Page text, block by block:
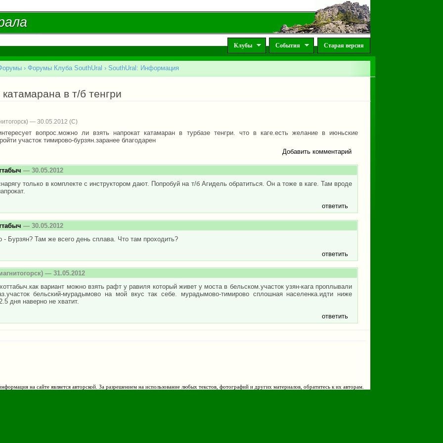
Клубы События Старая версия
› Форумы Клуба SouthUral › SouthUral: Информация
катамарана в т/б тенгри
— 30.05.2012
вопрос.можно ли взять напрокат катамаран в турбазе тенгри. что в каге.есть желание в июньские
участок тимирово-бурзян.заранее благодарен
Добавить комментарий
— 30.05.2012
только в комплекте с инструктором дают. Попробуй на т/б Агидель обратиться. Он а тоже в каге. Там вроде
ответить
— 30.05.2012
- Бурзян? Там же всего день сплава. Что там проходить?
ответить
— 31.05.2012
вариант можно взять рафт у равиля который живет у моста в бельском.участок узян-кага проплывали
бельский-мурадымово на мой вкус так себе. мурадымово-тимирово сплошная населенка.идти ниже
дня наверно не хватит.
ответить
на сайте является авторской. За разрешением на использование любых текстов, фотографий и других материалов, обратитесь к их авторам.